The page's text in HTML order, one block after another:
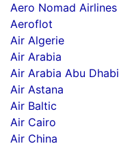
Aero Nomad Airlines
Aeroflot
Air Algerie
Air Arabia
Air Arabia Abu Dhabi
Air Astana
Air Baltic
Air Cairo
Air China